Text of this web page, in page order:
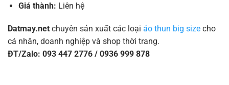
Giá thành: Liên hệ
Datmay.net chuyên sản xuất các loại áo thun big size cho
cá nhân, doanh nghiệp và shop thời trang.
ĐT/Zalo: 093 447 2776 / 0936 999 878